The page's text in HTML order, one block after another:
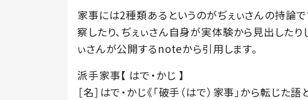
家事には2種類あるというのがぢぇぃさんの持論で
察したり、ぢぇぃさん自身が実体験から見出したり
ぃさんが公開するnoteから引用します。
派手家事【 はで・かじ 】
［名］はで・かじ《「破手（はで）家事」から転じた語